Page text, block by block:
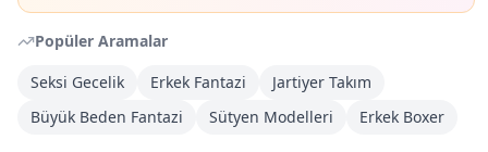
Popüler Aramalar
Seksi Gecelik
Erkek Fantazi
Jartiyer Takım
Büyük Beden Fantazi
Sütyen Modelleri Erkek Boxer
DHL Kargoya Teslim
Bayram tatili sonrasında kargolanacaktır
Kargo Bedava